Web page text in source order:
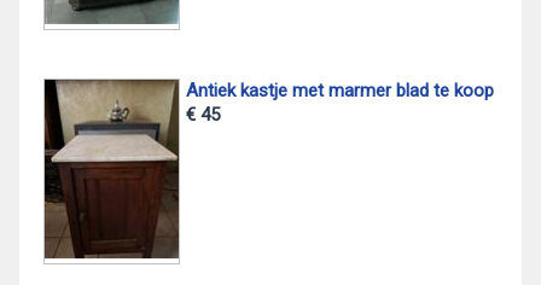
Antiek kastje met marmer blad te koop
€ 45